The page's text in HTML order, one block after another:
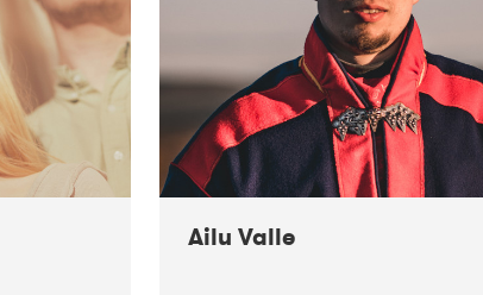
Ailu Valle